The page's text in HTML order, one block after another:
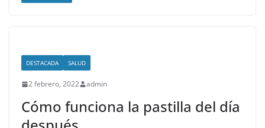
DESTACADA SALUD
2 febrero, 2022 admin
Cómo funciona la pastilla del día